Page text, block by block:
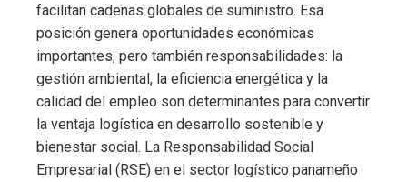
facilitan cadenas globales de suministro. Esa
posición genera oportunidades económicas
importantes, pero también responsabilidades: la
gestión ambiental, la eficiencia energética y la
calidad del empleo son determinantes para convertir
la ventaja logística en desarrollo sostenible y
bienestar social. La Responsabilidad Social
Empresarial (RSE) en el sector logístico panameño